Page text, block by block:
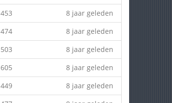
453
8 jaar geleden
474
8 jaar geleden
503
8 jaar geleden
605
8 jaar geleden
449
8 jaar geleden